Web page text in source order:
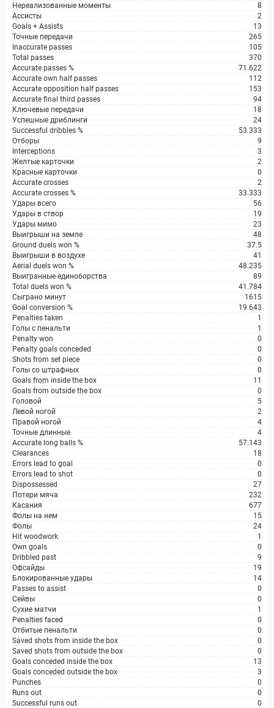
Нереализованные моменты
8
Ассисты
2
Goals + Assists
13
Точные передачи
265
Inaccurate passes
105
Total passes
370
Accurate passes %
71.622
Accurate own half passes
112
Accurate opposition half passes
153
Accurate final third passes
94
Ключевые передачи
18
Успешные дриблинги
24
Successful dribbles %
53.333
Отборы
9
Interceptions
3
Желтые карточки
2
Красные карточки
0
Accurate crosses
2
Accurate crosses %
33.333
Удары всего
56
Удары в створ
19
Удары мимо
23
Выигрыши на земле
48
Ground duels won %
37.5
Выигрыши в воздухе
41
Aerial duels won %
48.235
Выигранные единоборства
89
Total duels won %
41.784
Сыграно минут
1615
Goal conversion %
19.643
Penalties taken
1
Голы с пенальти
1
Penalty won
0
Penalty goals conceded
0
Shots from set piece
0
Голы со штрафных
0
Goals from inside the box
11
Goals from outside the box
0
Головой
5
Левой ногой
2
Правой ногой
4
Точные длинные
4
Accurate long balls %
57.143
Clearances
18
Errors lead to goal
0
Errors lead to shot
0
Dispossessed
27
Потери мяча
232
Касания
677
Фолы на нем
15
Фолы
24
Hit woodwork
1
Own goals
0
Dribbled past
9
Офсайды
19
Блокированные удары
14
Passes to assist
0
Сейвы
0
Сухие матчи
1
Penalties faced
0
Отбитые пенальти
0
Saved shots from inside the box
0
Saved shots from outside the box
0
Goals conceded inside the box
13
Goals conceded outside the box
3
Punches
0
Runs out
0
Successful runs out
0